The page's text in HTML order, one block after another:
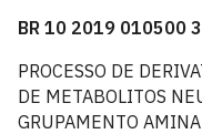
BR 10 2019 010500
PROCESSO DE
DE METABOLITOS
GRUPAMENTO AMINA